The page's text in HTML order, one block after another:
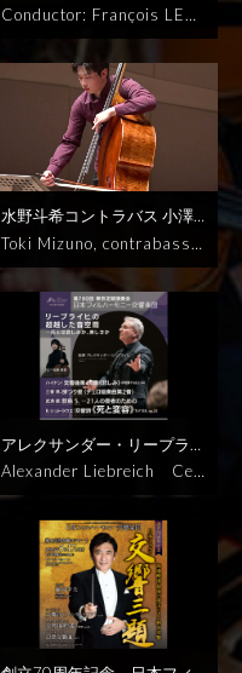
日本フィルハーモニー交響楽
プロコフィエフ：交響曲
第5番 変ロ長調 視聴期間3ヶ
月1000円税込 2026年7月10
サントリーホール
Conductor: François LELE
UX Japan Philharmonic
Orchestra JPOProkofiev:
Symphony No. 5 in B-flat
￥1000, Available f
or 3 months Fri, July 10,
Suntory Hall
水野斗希コントラバス 小澤
佳永ピアノ視聴期間3ヶ月1
000円税込
HAKUJU HALLリ
クライニング・コンサートS.
クーセヴィツキー：4つの小
1.アンダンテ 2小さ
なワルツ3.悲しき歌
4.ユーモレスクC.サ
ン＝サーンス：アレグロ・ア
パッショナート op.43
C.フラ
ンク：ピアノとヴァイオリン
のためのソナタ M.8J.ブラー
ンコール）2026年5月27
日 HAKUJU HALL
Toki Mizuno, contrabass
Kae Ozawa, piano￥100
0, Available for 3 months
S.Koussevitzky : 4 Pieces
1.Andante2.Valse mi
niature3.Chanson trist
4.HumoresqueC.Sain
t-Saëns : Allegro appassio
nato op.43 C. Franck : So
nata for Piano and Violin
Ⅲ. Recitativo - Fantasia :
Ben moderato - molto lent
Ⅳ. Allegretto poco mo
J.Brahms: Wie Melodi
en zieht es mir 27th May
2026, HAKUJU HALL
アレクサンダー・リープライ
ヒ チェロ：佐藤晴真
日本
フィルハーモニー交響楽団
販売終了ハイドン：交響曲
第44番《悲しみ》 ホ短調 Ho
三善 晃：谺つり星〈チ
ェロ協奏曲第2番〉 武満
徹：群島 S.R.シュトラウ
ス：交響詩《死と変容》TrV
158, op.24 2026年5月22日
Alexander Liebreich Cell
o: Haruma Sato
JPO, Japa
n Philharmonic Orchestra
￥1000, Available for 1 m
Haydn: Symphony N
o. 44 "Sorrow" in E minor,
Hob.I:44Akira Miyoshi: É
TOILE À ÉCHOS (Cello C
oncerto No. 2)
Toru Take